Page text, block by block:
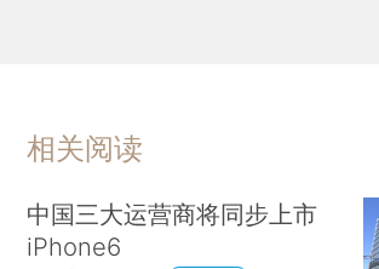
相关阅读
中国三大运营商将同步上市
iPhone6